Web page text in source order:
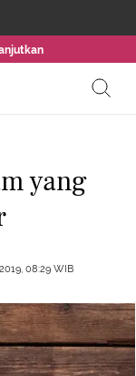
yang
08:29 WIB